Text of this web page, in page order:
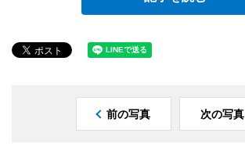
前の写真 次の写真